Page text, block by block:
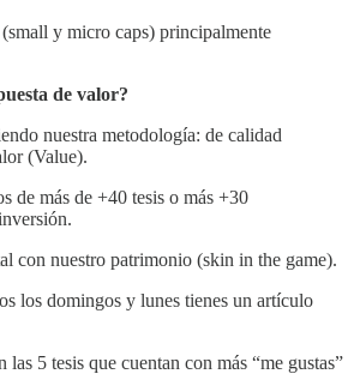
(small y micro caps) principalmente
de valor?
nuestra metodología: de calidad
(Value).
de más de +40 tesis o más +30
con nuestro patrimonio (skin in the game).
los domingos y lunes tienes un artículo
las 5 tesis que cuentan con más “me gustas”